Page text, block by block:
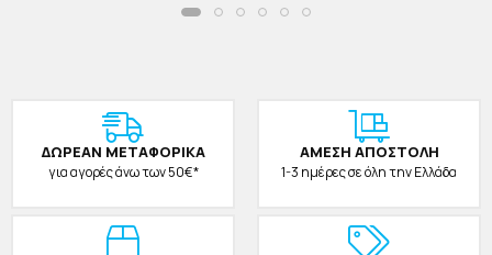
ΔΩΡΕAΝ ΜΕΤΑΦΟΡΙΚΑ
για αγορές άνω των 50€*
ΑΜΕΣΗ ΑΠΟΣΤΟΛΗ
1-3 ημέρες σε όλη την Ελλάδα